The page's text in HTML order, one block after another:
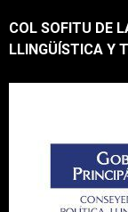
COL SOFITU DE
LLINGÜÍSTICA Y